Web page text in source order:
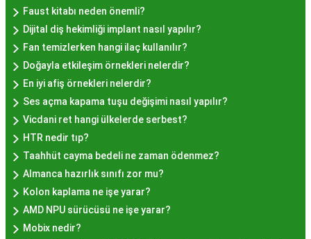
Hayır lokması fiyatları İstanbul
mekanlara ve sunulan hizmete göre değişiklik
gösterir. Genellikle porsiyon bazında satılan hayır
lokmalarının fiyatları uygun olup, lezzetin
kalitesiyle uyumlu bir deneyim sunar. İstanbul'da
farklı mekanlarda çeşitli fiyat seçeneklerini
değerlendirerek, bütçenize uygun bir hayır lokması
bulabilirsiniz.
Hayır Lokması İstanbul
Deneyiminde Nelere Dikkat
Edilmeli?
Faust kitabı neden önemli?
Dijital diş hekimliği implant nasıl yapılır?
Fan temizlerken hangi ilaç kullanılır?
Doğayla etkileşim örnekleri nelerdir?
En iyi afiş örnekleri nelerdir?
Ses açma kapama tuşu değişimi nasıl yapılır?
Vicdani ret hangi ülkelerde serbest?
HTR nedir tıp?
Taahhüt cayma bedeli ne zaman ödenmez?
Almanca hazırlık sınıfı zor mu?
Kolon kaplama ne işe yarar?
AMD NPU sürücüsü ne işe yarar?
Mobix nedir?